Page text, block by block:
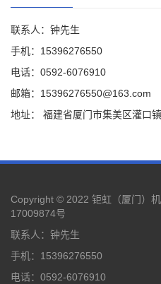
联系人：钟先生
手机：15396276550
电话：0592-6076910
邮箱：15396276550@163.com
地址： 福建省厦门市集美区灌口
Copyright © 2022 钜虹（厦门）
17009874号
联系人：钟先生
手机：15396276550
电话：0592-6076910